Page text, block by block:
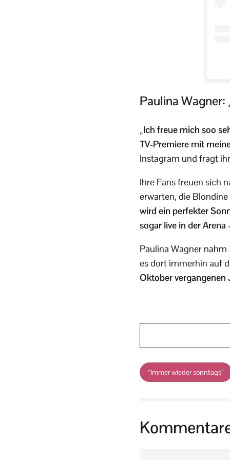
Paulina Wagner:
„Ich freue mich soo
TV-Premiere mit
Instagram und fragt
Ihre Fans freuen sich
erwarten, die
wird ein perfekter
sogar live in der
Paulina Wagner
es dort immerhin auf
Oktober vergangenen
“Immer wieder sonntags”